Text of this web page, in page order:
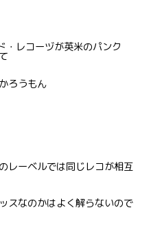
レコーヅが英米のパンク
ろうもん
レーベルでは同じレコが相互
スなのかはよく解らないので